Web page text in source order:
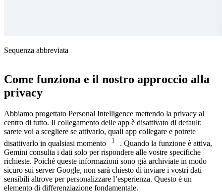
Sequenza abbreviata
Come funziona e il nostro approccio alla
privacy
Abbiamo progettato Personal Intelligence mettendo la privacy al
centro di tutto. Il collegamento delle app è disattivato di default:
sarete voi a scegliere se attivarlo, quali app collegare e potrete
disattivarlo in qualsiasi momento
1
. Quando la funzione è attiva,
Gemini consulta i dati solo per rispondere alle vostre specifiche
richieste. Poiché queste informazioni sono già archiviate in modo
sicuro sui server Google, non sarà chiesto di inviare i vostri dati
sensibili altrove per personalizzare l’esperienza. Questo è un
elemento di differenziazione fondamentale.